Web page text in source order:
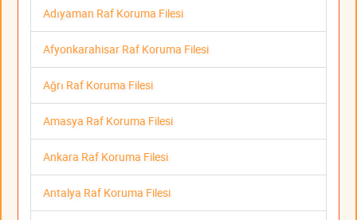
Adıyaman Raf Koruma Filesi
Afyonkarahisar Raf Koruma Filesi
Ağrı Raf Koruma Filesi
Amasya Raf Koruma Filesi
Ankara Raf Koruma Filesi
Antalya Raf Koruma Filesi